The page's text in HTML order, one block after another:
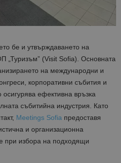
бе и утвърждаването на
„Туризъм” (Visit Sofia). Основната
на международни и
корпоративни събития и
ефективна връзка
събитийна индустрия. Като
Meetings Sofia предоставя
и организационна
при избора на подходящи